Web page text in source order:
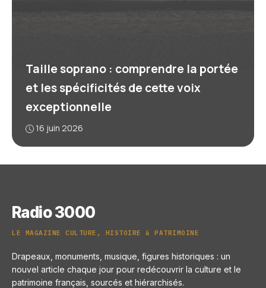
Taille soprano : comprendre la portée
et les spécificités de cette voix
exceptionnelle
16 juin 2026
Radio 3000
LE MAGAZINE CULTURE, HISTOIRE & PATRIMOINE
Drapeaux, monuments, musique, figures historiques : un
nouvel article chaque jour pour redécouvrir la culture et le
patrimoine français, sourcés et hiérarchisés.